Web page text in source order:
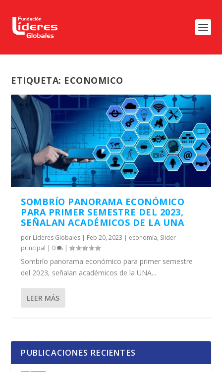
ETIQUETA: ECONOMICO
SOMBRÍO PANORAMA ECONÓMICO
PARA PRIMER SEMESTRE DEL 2023,
SEÑALAN ACADÉMICOS DE LA UNA
por Líderes Globales Feb 20, 2023 economía, Slider-
principal
0 |
Sombrío panorama económico para primer semestre
del 2023, señalan académicos de la UNA...
LEER MÁS
PUBLICACIONES RECIENTES